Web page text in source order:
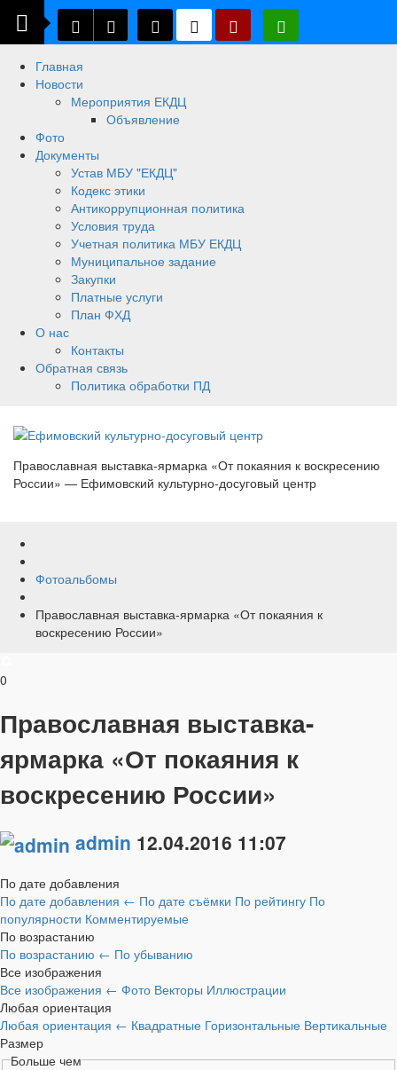
Главная
Новости
Мероприятия ЕКДЦ
Объявление
Фото
Документы
Устав МБУ "ЕКДЦ"
Кодекс этики
Антикоррупционная политика
Условия труда
Учетная политика МБУ ЕКДЦ
Муниципальное задание
Закупки
Платные услуги
План ФХД
О нас
Контакты
Обратная связь
Политика обработки ПД
Православная выставка-ярмарка «От покаяния к воскресению
России» — Ефимовский культурно-досуговый центр
Фотоальбомы
Православная выставка-ярмарка «От покаяния к
воскресению России»
0
Православная выставка-
ярмарка «От покаяния к
воскресению России»
admin 12.04.2016 11:07
По дате добавления
По дате добавления ← По дате съёмки По рейтингу По
популярности Комментируемые
По возрастанию
По возрастанию ← По убыванию
Все изображения
Все изображения ← Фото Векторы Иллюстрации
Любая ориентация
Любая ориентация ← Квадратные Горизонтальные Вертикальные
Размер
Больше чем